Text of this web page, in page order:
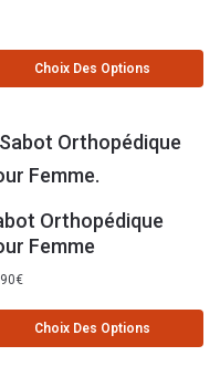
Choix Des Options
Orthopédique
Femme
€
Choix Des Options